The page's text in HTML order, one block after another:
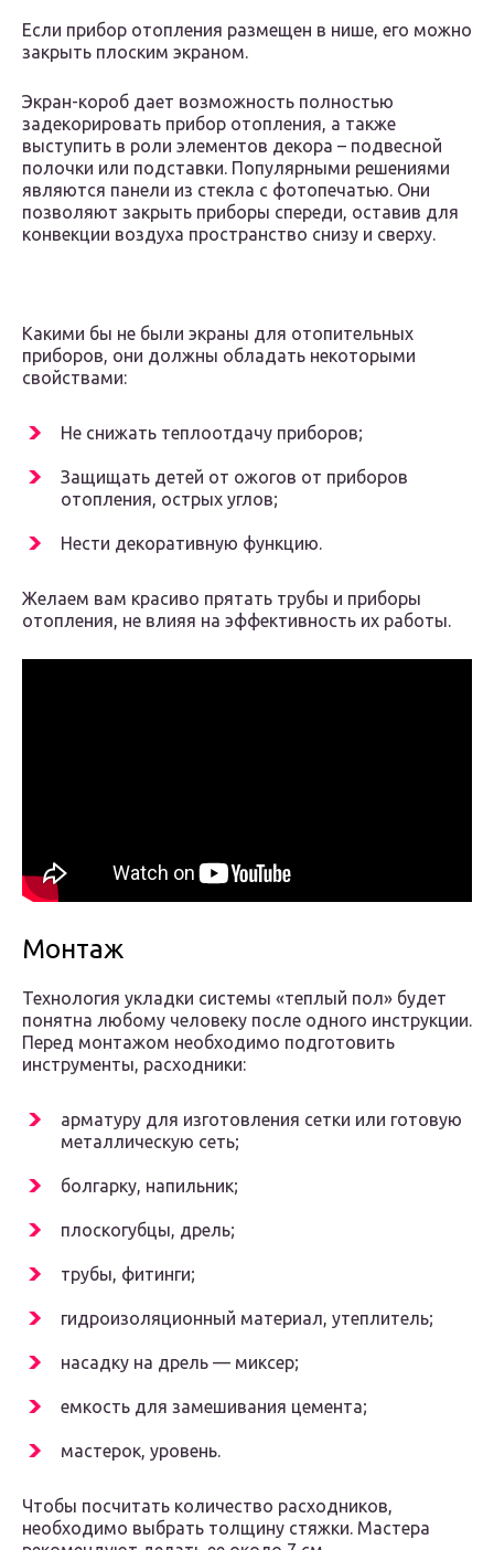
Если прибор отопления размещен в нише, его можно
закрыть плоским экраном.
Экран-короб дает возможность полностью
задекорировать прибор отопления, а также
выступить в роли элементов декора – подвесной
полочки или подставки. Популярными решениями
являются панели из стекла с фотопечатью. Они
позволяют закрыть приборы спереди, оставив для
конвекции воздуха пространство снизу и сверху.
Какими бы не были экраны для отопительных
приборов, они должны обладать некоторыми
свойствами:
Не снижать теплоотдачу приборов;
Защищать детей от ожогов от приборов
отопления, острых углов;
Нести декоративную функцию.
Желаем вам красиво прятать трубы и приборы
отопления, не влияя на эффективность их работы.
Монтаж
Технология укладки системы «теплый пол» будет
понятна любому человеку после одного инструкции.
Перед монтажом необходимо подготовить
инструменты, расходники:
арматуру для изготовления сетки или готовую
металлическую сеть;
болгарку, напильник;
плоскогубцы, дрель;
трубы, фитинги;
гидроизоляционный материал, утеплитель;
насадку на дрель — миксер;
емкость для замешивания цемента;
мастерок, уровень.
Чтобы посчитать количество расходников,
необходимо выбрать толщину стяжки. Мастера